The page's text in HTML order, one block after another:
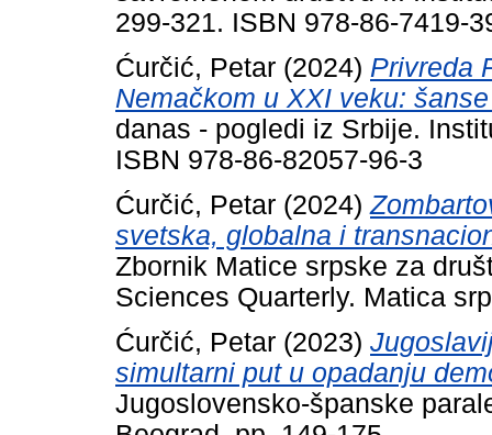
299-321. ISBN 978-86-7419-
Ćurčić, Petar (2024) Privreda
Nemačkom u XXI veku:
danas - pogledi iz Srbije.
ISBN 978-86-82057-96-3
Ćurčić, Petar (2024)
svetska, globalna i
Zbornik Matice srpske za
Sciences Quarterly. Matica
Ćurčić, Petar (2023)
simultarni put u opadanju
Jugoslovensko-španske